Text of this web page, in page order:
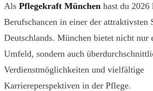
Als Pflegekraft München hast du 2026
Berufschancen in einer der attraktivsten
Deutschlands. München bietet nicht nur
Umfeld, sondern auch
Verdienstmöglichkeiten und vielfältige
Karriereperspektiven in der Pflege.